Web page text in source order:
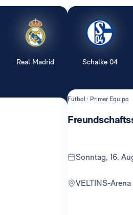
Real Madrid Schalke 04
Fútbol · Primer Equipo
Sonntag, 16.
VELTINS-Arena